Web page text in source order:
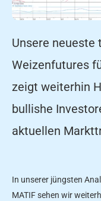
Unsere neueste
Weizenfutures
zeigt weiterhin
bullishe
aktuellen
In unserer jüngsten
MATIF sehen wir